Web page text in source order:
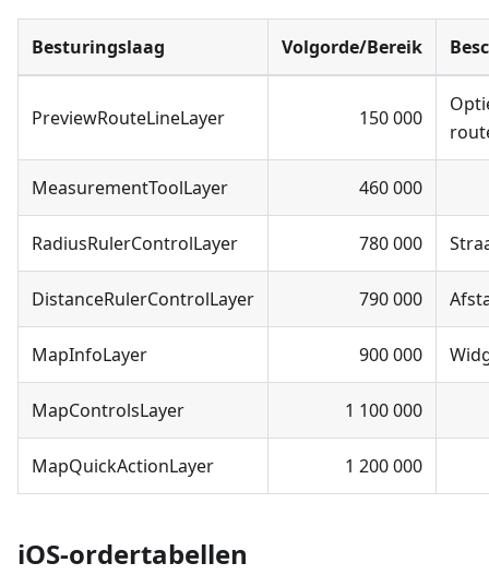
Besturingslaag Volgorde/Bereik
PreviewRouteLineLayer 150 000
MeasurementToolLayer 460 000
RadiusRulerControlLayer 780 000
DistanceRulerControlLayer 790 000
MapInfoLayer 900 000
MapControlsLayer 1 100 000
MapQuickActionLayer 1 200 000
iOS-ordertabellen